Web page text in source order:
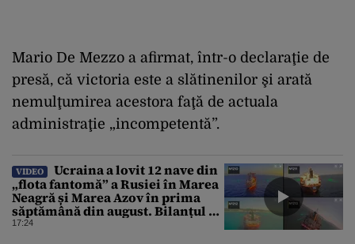
Mario De Mezzo a afirmat, într-o declaraţie de
presă, că victoria este a slătinenilor şi arată
nemulţumirea acestora faţă de actuala
administraţie „incompetentă”.
VIDEO
Ucraina a lovit 12 nave din
„flota fantomă” a Rusiei în Marea
Neagră și Marea Azov în prima
săptămână din august. Bilanțul a
ajuns la 218
17:24